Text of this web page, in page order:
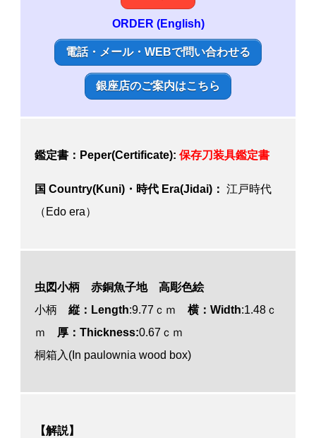
ORDER (English)
電話・メール・WEBで問い合わせる
銀座店のご案内はこちら
鑑定書：Peper(Certificate): 保存刀装具鑑定書
国 Country(Kuni)・時代 Era(Jidai)： 江戸時代
（Edo era）
虫図小柄 赤銅魚子地 高彫色絵
小柄 縦：Length:9.77ｃｍ 横：Width:1.48ｃ
ｍ 厚：Thickness:0.67ｃｍ
桐箱入(In paulownia wood box)
【解説】